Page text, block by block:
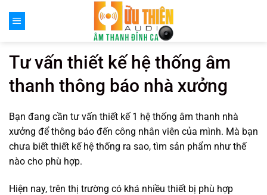
đến
Tư vấn thiết kế hệ thống âm
thanh thông báo nhà xưởng
Bạn đang cần tư vấn thiết kế 1 hệ thống âm thanh nhà
xưởng để thông báo đến công nhân viên của mình. Mà bạn
chưa biết thiết kế hệ thống ra sao, tìm sản phẩm như thế
nào cho phù hợp.
Hiện nay, trên thị trường có khá nhiều thiết bị phù hợp